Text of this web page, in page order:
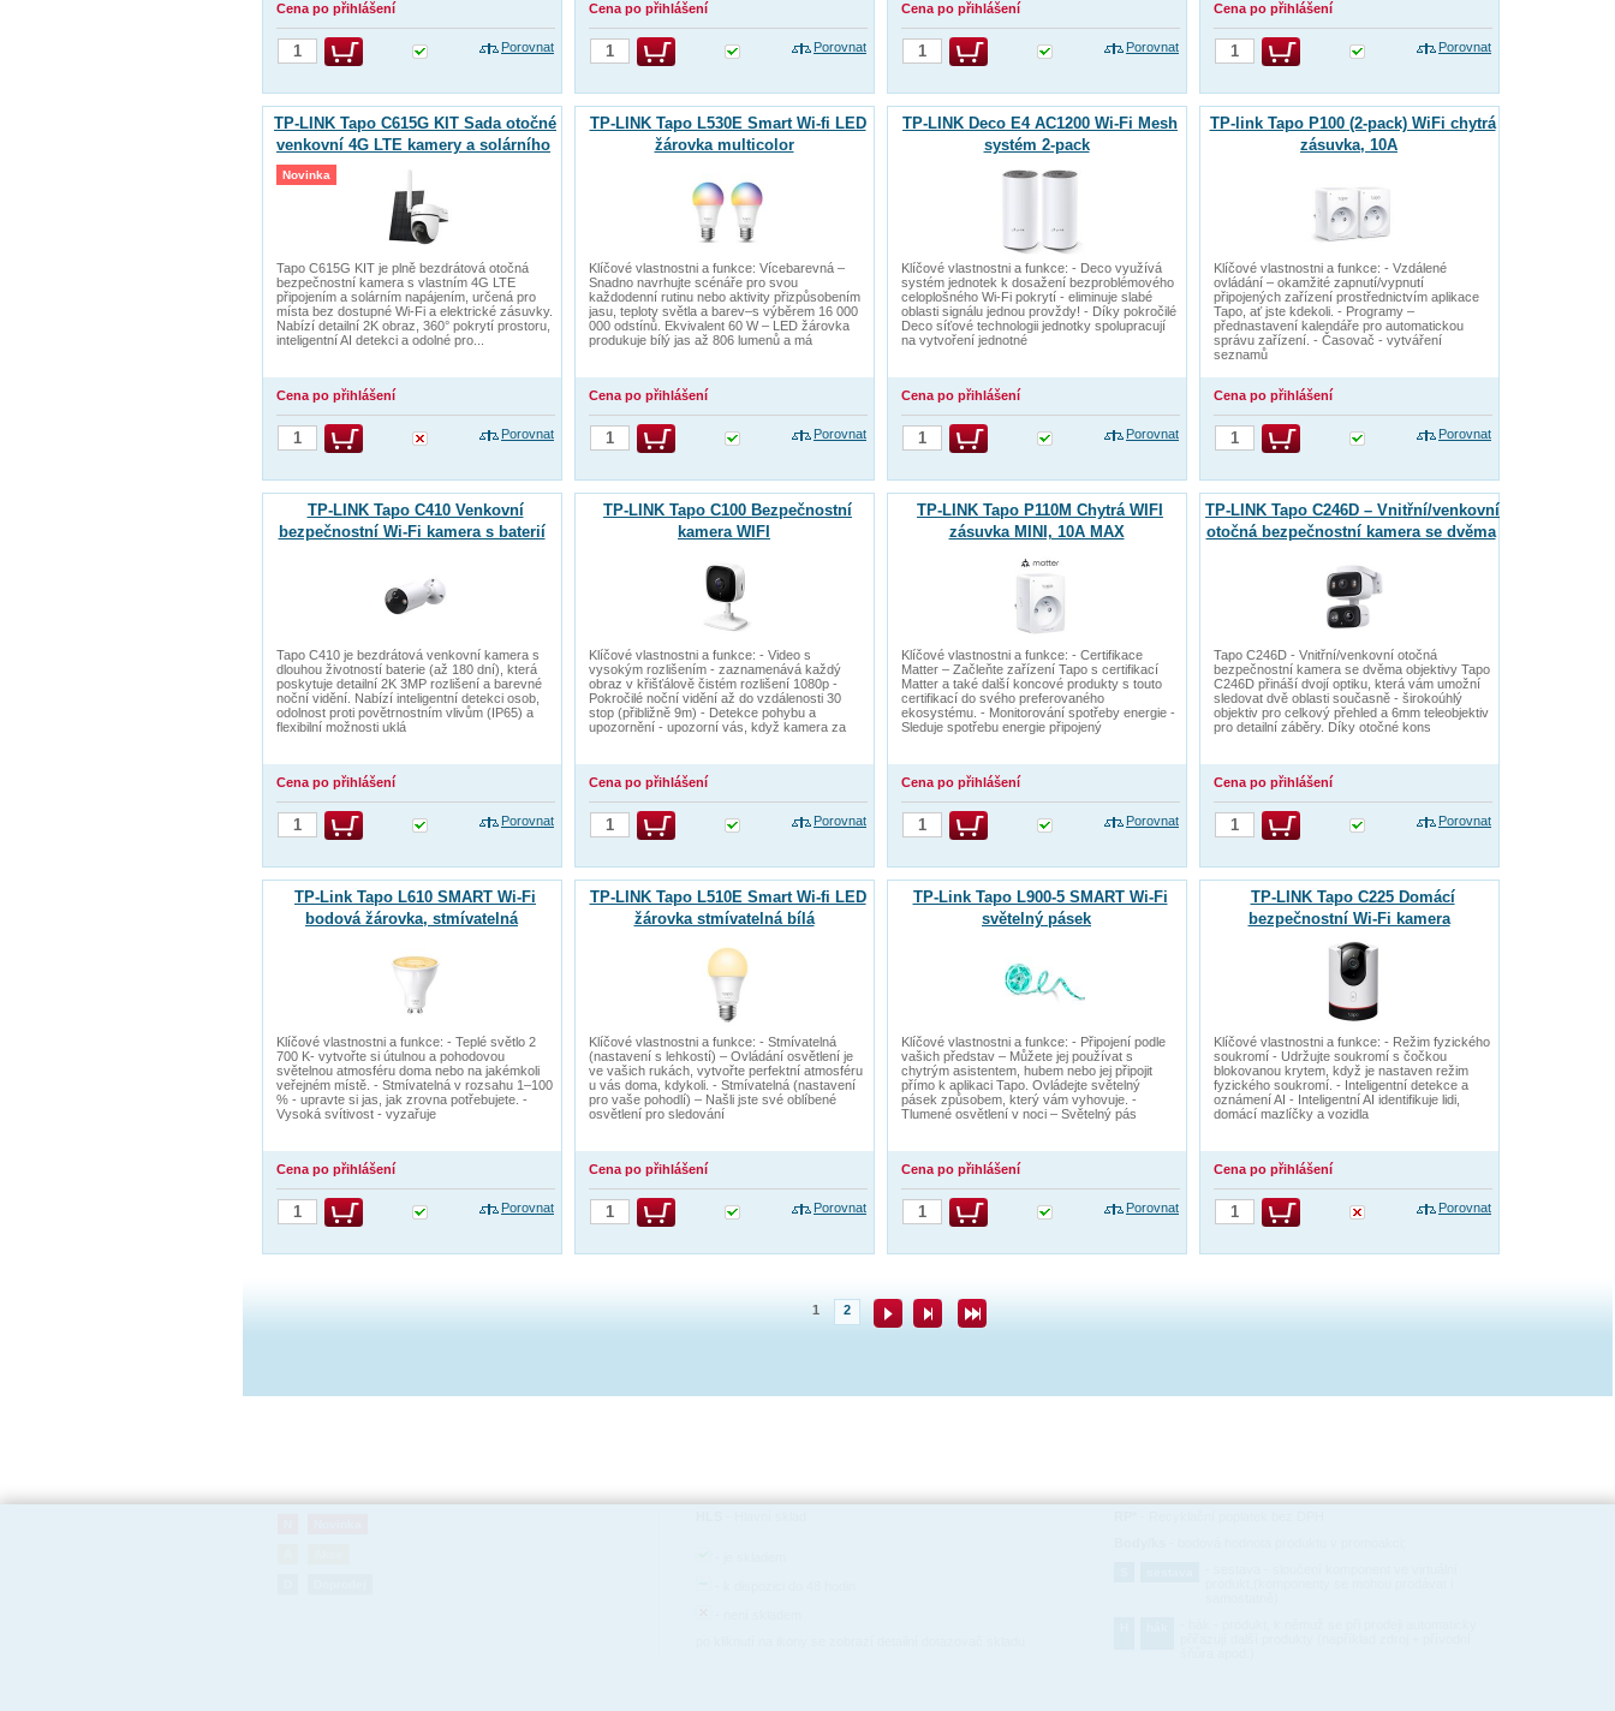
Cena po přihlášení
Porovnat
Cena po přihlášení
Porovnat
Cena po přihlášení
Porovnat
Cena po přihlášení
Porovnat
TP-LINK Tapo C615G KIT Sada otočné
venkovní 4G LTE kamery a solárního
panelu
Tapo C615G KIT je plně bezdrátová otočná
bezpečnostní kamera s vlastním 4G LTE
připojením a solárním napájením, určená pro
místa bez dostupné Wi-Fi a elektrické zásuvky.
Nabízí detailní 2K obraz, 360° pokrytí prostoru,
inteligentní AI detekci a odolné pro...
Cena po přihlášení
Porovnat
Novinka
TP-LINK Tapo L530E Smart Wi-fi LED
žárovka multicolor
Klíčové vlastnostni a funkce: Vícebarevná –
Snadno navrhujte scénáře pro svou
každodenní rutinu nebo aktivity přizpůsobením
jasu, teploty světla a barev–s výběrem 16 000
000 odstínů. Ekvivalent 60 W – LED žárovka
produkuje bílý jas až 806 lumenů a má
Cena po přihlášení
Porovnat
TP-LINK Deco E4 AC1200 Wi-Fi Mesh
systém 2-pack
Klíčové vlastnostni a funkce: - Deco využívá
systém jednotek k dosažení bezproblémového
celoplošného Wi-Fi pokrytí - eliminuje slabé
oblasti signálu jednou provždy! - Díky pokročilé
Deco síťové technologii jednotky spolupracují
na vytvoření jednotné
Cena po přihlášení
Porovnat
TP-link Tapo P100 (2-pack) WiFi chytrá
zásuvka, 10A
Klíčové vlastnostni a funkce: - Vzdálené
ovládání – okamžité zapnutí/vypnutí
připojených zařízení prostřednictvím aplikace
Tapo, ať jste kdekoli. - Programy –
přednastavení kalendáře pro automatickou
správu zařízení. - Časovač - vytváření
seznamů
Cena po přihlášení
Porovnat
TP-LINK Tapo C410 Venkovní
bezpečnostní Wi-Fi kamera s baterií
Tapo C410 je bezdrátová venkovní kamera s
dlouhou životností baterie (až 180 dní), která
poskytuje detailní 2K 3MP rozlišení a barevné
noční vidění. Nabízí inteligentní detekci osob,
odolnost proti povětrnostním vlivům (IP65) a
flexibilní možnosti uklá
Cena po přihlášení
Porovnat
TP-LINK Tapo C100 Bezpečnostní
kamera WIFI
Klíčové vlastnostni a funkce: - Video s
vysokým rozlišením - zaznamenává každý
obraz v křišťálově čistém rozlišení 1080p -
Pokročilé noční vidění až do vzdálenosti 30
stop (přibližně 9m) - Detekce pohybu a
upozornění - upozorní vás, když kamera za
Cena po přihlášení
Porovnat
TP-LINK Tapo P110M Chytrá WIFI
zásuvka MINI, 10A MAX
Klíčové vlastnostni a funkce: - Certifikace
Matter – Začleňte zařízení Tapo s certifikací
Matter a také další koncové produkty s touto
certifikací do svého preferovaného
ekosystému. - Monitorování spotřeby energie -
Sleduje spotřebu energie připojený
Cena po přihlášení
Porovnat
TP-LINK Tapo C246D – Vnitřní/venkovní
otočná bezpečnostní kamera se dvěma
Tapo C246D - Vnitřní/venkovní otočná
bezpečnostní kamera se dvěma objektivy Tapo
C246D přináší dvojí optiku, která vám umožní
sledovat dvě oblasti současně - širokoúhlý
objektiv pro celkový přehled a 6mm teleobjektiv
pro detailní záběry. Díky otočné kons
Cena po přihlášení
Porovnat
TP-Link Tapo L610 SMART Wi-Fi
bodová žárovka, stmívatelná
Klíčové vlastnostni a funkce: - Teplé světlo 2
700 K- vytvořte si útulnou a pohodovou
světelnou atmosféru doma nebo na jakémkoli
veřejném místě. - Stmívatelná v rozsahu 1–100
% - upravte si jas, jak zrovna potřebujete. -
Vysoká svítivost - vyzařuje
Cena po přihlášení
Porovnat
TP-LINK Tapo L510E Smart Wi-fi LED
žárovka stmívatelná bílá
Klíčové vlastnostni a funkce: - Stmívatelná
(nastavení s lehkostí) – Ovládání osvětlení je
ve vašich rukách, vytvořte perfektní atmosféru
u vás doma, kdykoli. - Stmívatelná (nastavení
pro vaše pohodlí) – Našli jste své oblíbené
osvětlení pro sledování
Cena po přihlášení
Porovnat
TP-Link Tapo L900-5 SMART Wi-Fi
světelný pásek
Klíčové vlastnostni a funkce: - Připojení podle
vašich představ – Můžete jej používat s
chytrým asistentem, hubem nebo jej připojit
přímo k aplikaci Tapo. Ovládejte světelný
pásek způsobem, který vám vyhovuje. -
Tlumené osvětlení v noci – Světelný pás
Cena po přihlášení
Porovnat
TP-LINK Tapo C225 Domácí
bezpečnostní Wi-Fi kamera
Klíčové vlastnostni a funkce: - Režim fyzického
soukromí - Udržujte soukromí s čočkou
blokovanou krytem, když je nastaven režim
fyzického soukromí. - Inteligentní detekce a
oznámení AI - Inteligentní AI identifikuje lidi,
domácí mazlíčky a vozidla
Cena po přihlášení
Porovnat
1 2